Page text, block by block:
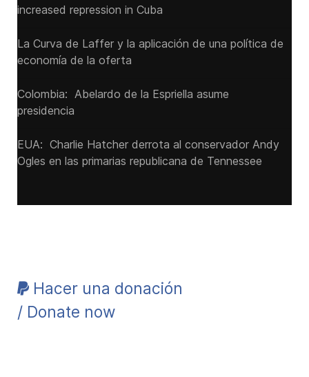
increased repression in Cuba
La Curva de Laffer y la aplicación de una política de
economía de la oferta
Colombia: Abelardo de la Espriella asume
presidencia
EUA: Charlie Hatcher derrota al conservador Andy
Ogles en las primarias republicana de Tennessee
Hacer una donación
/ Donate now